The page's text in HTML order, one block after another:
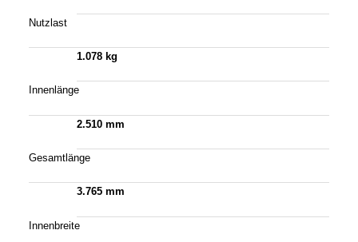
Nutzlast
1.078 kg
Innenlänge
2.510 mm
Gesamtlänge
3.765 mm
Innenbreite